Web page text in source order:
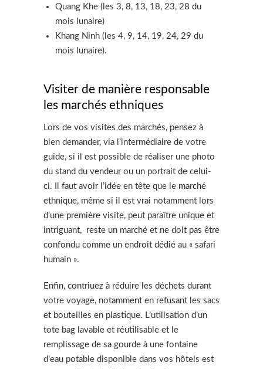
Quang Khe (les 3, 8, 13, 18, 23, 28 du
mois lunaire)
Khang Ninh (les 4, 9, 14, 19, 24, 29 du
mois lunaire).
Visiter de manière responsable
les marchés ethniques
Lors de vos visites des marchés, pensez à
bien demander, via l’intermédiaire de votre
guide, si il est possible de réaliser une photo
du stand du vendeur ou un portrait de celui-
ci. Il faut avoir l’idée en tête que le marché
ethnique, même si il est vrai notamment lors
d’une première visite, peut paraître unique et
intriguant, reste un marché et ne doit pas être
confondu comme un endroit dédié au « safari
humain ».
Enfin, contriuez à réduire les déchets durant
votre voyage, notamment en refusant les sacs
et bouteilles en plastique. L’utilisation d’un
tote bag lavable et réutilisable et le
remplissage de sa gourde à une fontaine
d’eau potable disponible dans vos hôtels est